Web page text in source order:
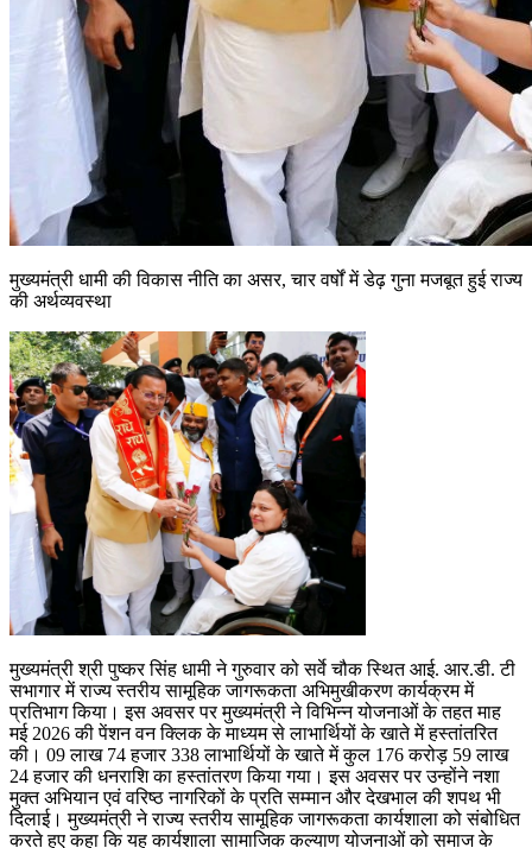
मुख्यमंत्री धामी की विकास नीति का असर, चार वर्षों में डेढ़ गुना मजबूत हुई राज्य
की अर्थव्यवस्था
मुख्यमंत्री श्री पुष्कर सिंह धामी ने गुरुवार को सर्वे चौक स्थित आई. आर.डी. टी
सभागार में राज्य स्तरीय सामूहिक जागरूकता अभिमुखीकरण कार्यक्रम में
प्रतिभाग किया। इस अवसर पर मुख्यमंत्री ने विभिन्न योजनाओं के तहत माह
मई 2026 की पेंशन वन क्लिक के माध्यम से लाभार्थियों के खाते में हस्तांतरित
की। 09 लाख 74 हजार 338 लाभार्थियों के खाते में कुल 176 करोड़ 59 लाख
24 हजार की धनराशि का हस्तांतरण किया गया। इस अवसर पर उन्होंने नशा
मुक्त अभियान एवं वरिष्ठ नागरिकों के प्रति सम्मान और देखभाल की शपथ भी
दिलाई। मुख्यमंत्री ने राज्य स्तरीय सामूहिक जागरूकता कार्यशाला को संबोधित
करते हुए कहा कि यह कार्यशाला सामाजिक कल्याण योजनाओं को समाज के